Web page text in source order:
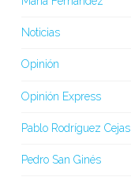
Noticias
Opinión
Opinión Express
Pablo Rodríguez Cejas
Pedro San Ginés